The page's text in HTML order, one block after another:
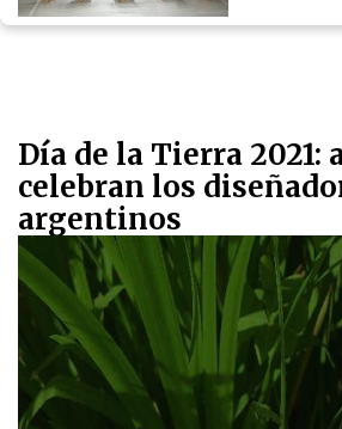
Día de la Tierra 2021:
celebran los
argentinos